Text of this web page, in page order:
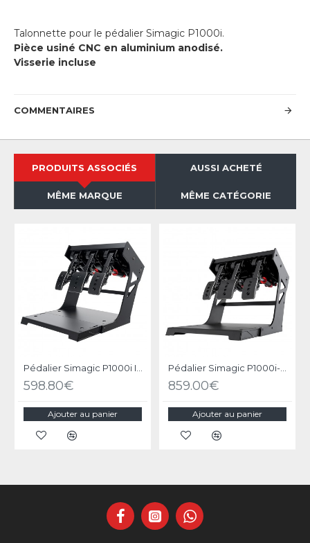
Talonnette pour le pédalier Simagic P1000i.
Pièce usiné CNC en aluminium anodisé.
Visserie incluse
COMMENTAIRES
PRODUITS ASSOCIÉS AUSSI ACHETÉ
MÊME MARQUE MÊME CATÉGORIE
598.80€
Ajouter au panier
859.00€
Ajouter au panier